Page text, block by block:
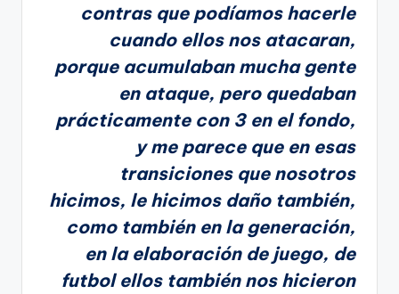
contras que podíamos hacerle
cuando ellos nos atacaran,
porque acumulaban mucha gente
en ataque, pero quedaban
prácticamente con 3 en el fondo,
y me parece que en esas
transiciones que nosotros
hicimos, le hicimos daño también,
como también en la generación,
en la elaboración de juego, de
futbol ellos también nos hicieron